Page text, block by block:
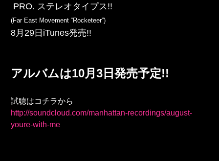
PRO. ステレオタイプス!!
(Far East Movement “Rocketeer”)
8月29日iTunes発売!!
アルバムは10月3日発売予定!!
試聴はコチラから
http://soundcloud.com/manhattan-recordings/august-
youre-with-me